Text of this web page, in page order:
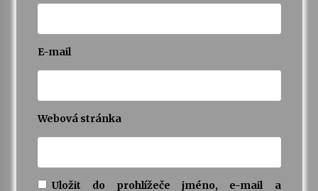
E-mail
Webová stránka
Uložit do prohlížeče jméno, e-mail a